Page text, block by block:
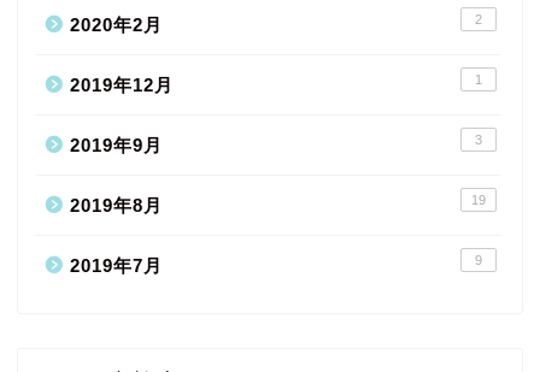
2020年2月 2
2019年12月 1
2019年9月 3
2019年8月 19
2019年7月 9